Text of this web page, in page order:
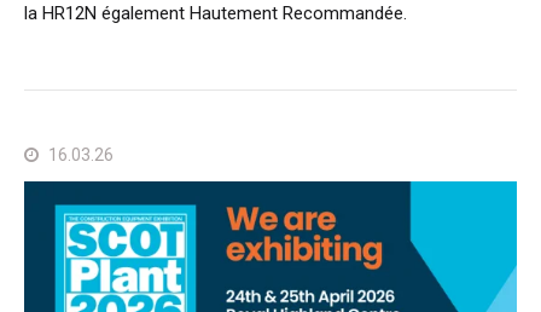
la HR12N également Hautement Recommandée.
16.03.26